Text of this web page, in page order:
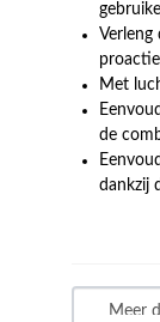
Verleng
Met
de
dankzij